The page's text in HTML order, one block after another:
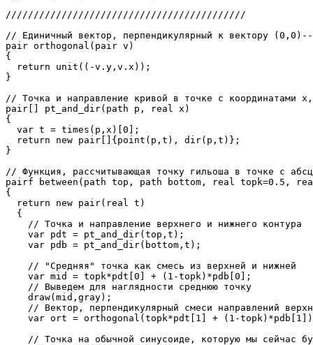
///////////////////////////////////////////
// Единичный вектор, перпендикулярный к вектору
pair orthogonal(pair v)
{
  return unit((-v.y,v.x));
}
// Точка и направление кривой в точке с координатами
pair[] pt_and_dir(path p, real x)
{
  var t = times(p,x)[0];
  return new pair[]{point(p,t), dir(p,t)};
}
// Функция, рассчитывающая точку гильоша в точке с
pairf between(path top, path bottom, real topk=0.5,
{
  return new pair(real t)
  {
    // Точка и направление верхнего и нижнего контура
    var pdt = pt_and_dir(top,t);
    var pdb = pt_and_dir(bottom,t);
    // "Средняя" точка как смесь из верхней и нижней
    var mid = topk*pdt[0] + (1-topk)*pdb[0];
    // Выведем для наглядности среднюю точку
    draw(mid,gray);
// Вектор, перпендикулярный смеси направлений
var ort = orthogonal(topk*pdt[1] + (1-
// Точка на обычной синусоиде, которую мы сейчас